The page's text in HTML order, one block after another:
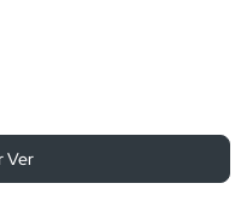
Ver